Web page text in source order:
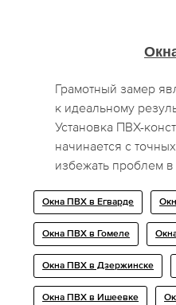
Грамотный замер
к идеальному
Установка ПВХ-
начинается с
избежать проблем
Окна ПВХ в Егварде
Окна ПВХ в Гомеле
Окна ПВХ в Дзержинске
Окна ПВХ в Ишеевке